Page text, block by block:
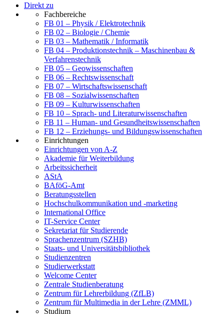
Direkt zu
Fachbereiche
FB 01 – Physik / Elektrotechnik
FB 02 – Biologie / Chemie
FB 03 – Mathematik / Informatik
FB 04 – Produktionstechnik – Maschinenbau &
Verfahrenstechnik
FB 05 – Geowissenschaften
FB 06 – Rechtswissenschaft
FB 07 – Wirtschaftswissenschaft
FB 08 – Sozialwissenschaften
FB 09 – Kulturwissenschaften
FB 10 – Sprach- und Literaturwissenschaften
FB 11 – Human- und Gesundheitswissenschaften
FB 12 – Erziehungs- und Bildungswissenschaften
Einrichtungen
Einrichtungen von A-Z
Akademie für Weiterbildung
Arbeitssicherheit
AStA
BAföG-Amt
Beratungsstellen
Hochschulkommunikation und -marketing
International Office
IT-Service Center
Sekretariat für Studierende
Sprachenzentrum (SZHB)
Staats- und Universitätsbibliothek
Studienzentren
Studierwerkstatt
Welcome Center
Zentrale Studienberatung
Zentrum für Lehrerbildung (ZfLB)
Zentrum für Multimedia in der Lehre (ZMML)
Studium